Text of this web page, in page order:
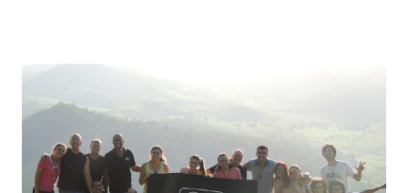
perguntar sobre sua experiência como confessor de
homossexuais? Na coletiva de imprensa no voo de retorno do
Rio de Janeiro à Roma, você disse a famosa frase: ‘Quem sou
eu para julgar?’. Papa Francisco: Naquela ocasião disse isto: Se